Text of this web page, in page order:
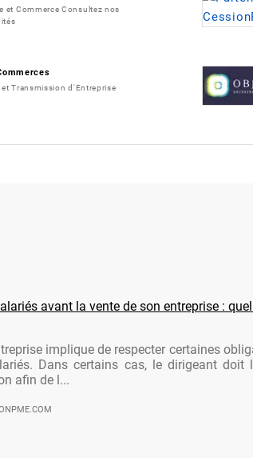
et Commerce Consultez nos
Transmission d'Entreprise
avant la vente de son entreprise :
implique de respecter certaines
Dans certains cas, le dirigeant doit
afin de l...